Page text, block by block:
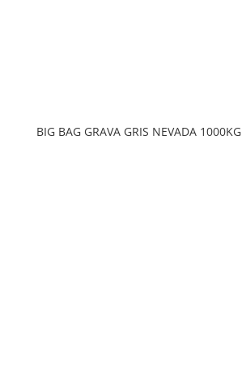
BIG BAG GRAVA GRIS NEVADA 1000KG